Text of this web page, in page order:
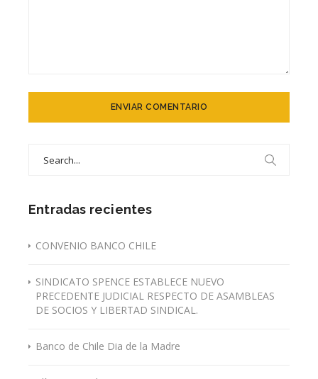
Entradas recientes
CONVENIO BANCO CHILE
SINDICATO SPENCE ESTABLECE NUEVO
PRECEDENTE JUDICIAL RESPECTO DE ASAMBLEAS
DE SOCIOS Y LIBERTAD SINDICAL.
Banco de Chile Dia de la Madre